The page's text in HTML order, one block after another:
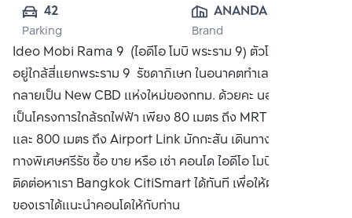
42
Parking
ANANDA
DEVELOPMENT
PUBLIC CO.,
LTD.
Brand
Ideo Mobi Rama 9 (ไอดีโอ โมบิ พระราม 9) ตัวโครงการตั้ง
อยู่ใกล้สี่แยกพระราม 9  รัชดาภิเษก ในอนาคตทำเลบริเวณนี้ จะ
กลายเป็น New CBD แห่งใหม่ของกทม. ด้วยคะ นอกจากนั้นยัง
เป็นโครงการใกล้รถไฟฟ้า เพียง 80 เมตร ถึง MRT พระราม 9
และ 800 เมตร ถึง Airport Link มักกะสัน เดินทางสะดวก ใกล้
ทางพิเศษศรีรัช ซื้อ ขาย หรือ เช่า คอนโด ไอดีโอ โมบิ พระราม 9
ติดต่อหาเรา Bangkok CitiSmart ได้ทันที เพื่อให้ผู้เชี่ยวชาญ
ของเราได้แนะนำคอนโดให้กับท่าน